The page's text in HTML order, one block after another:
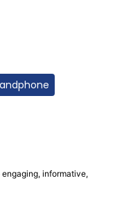
informative,